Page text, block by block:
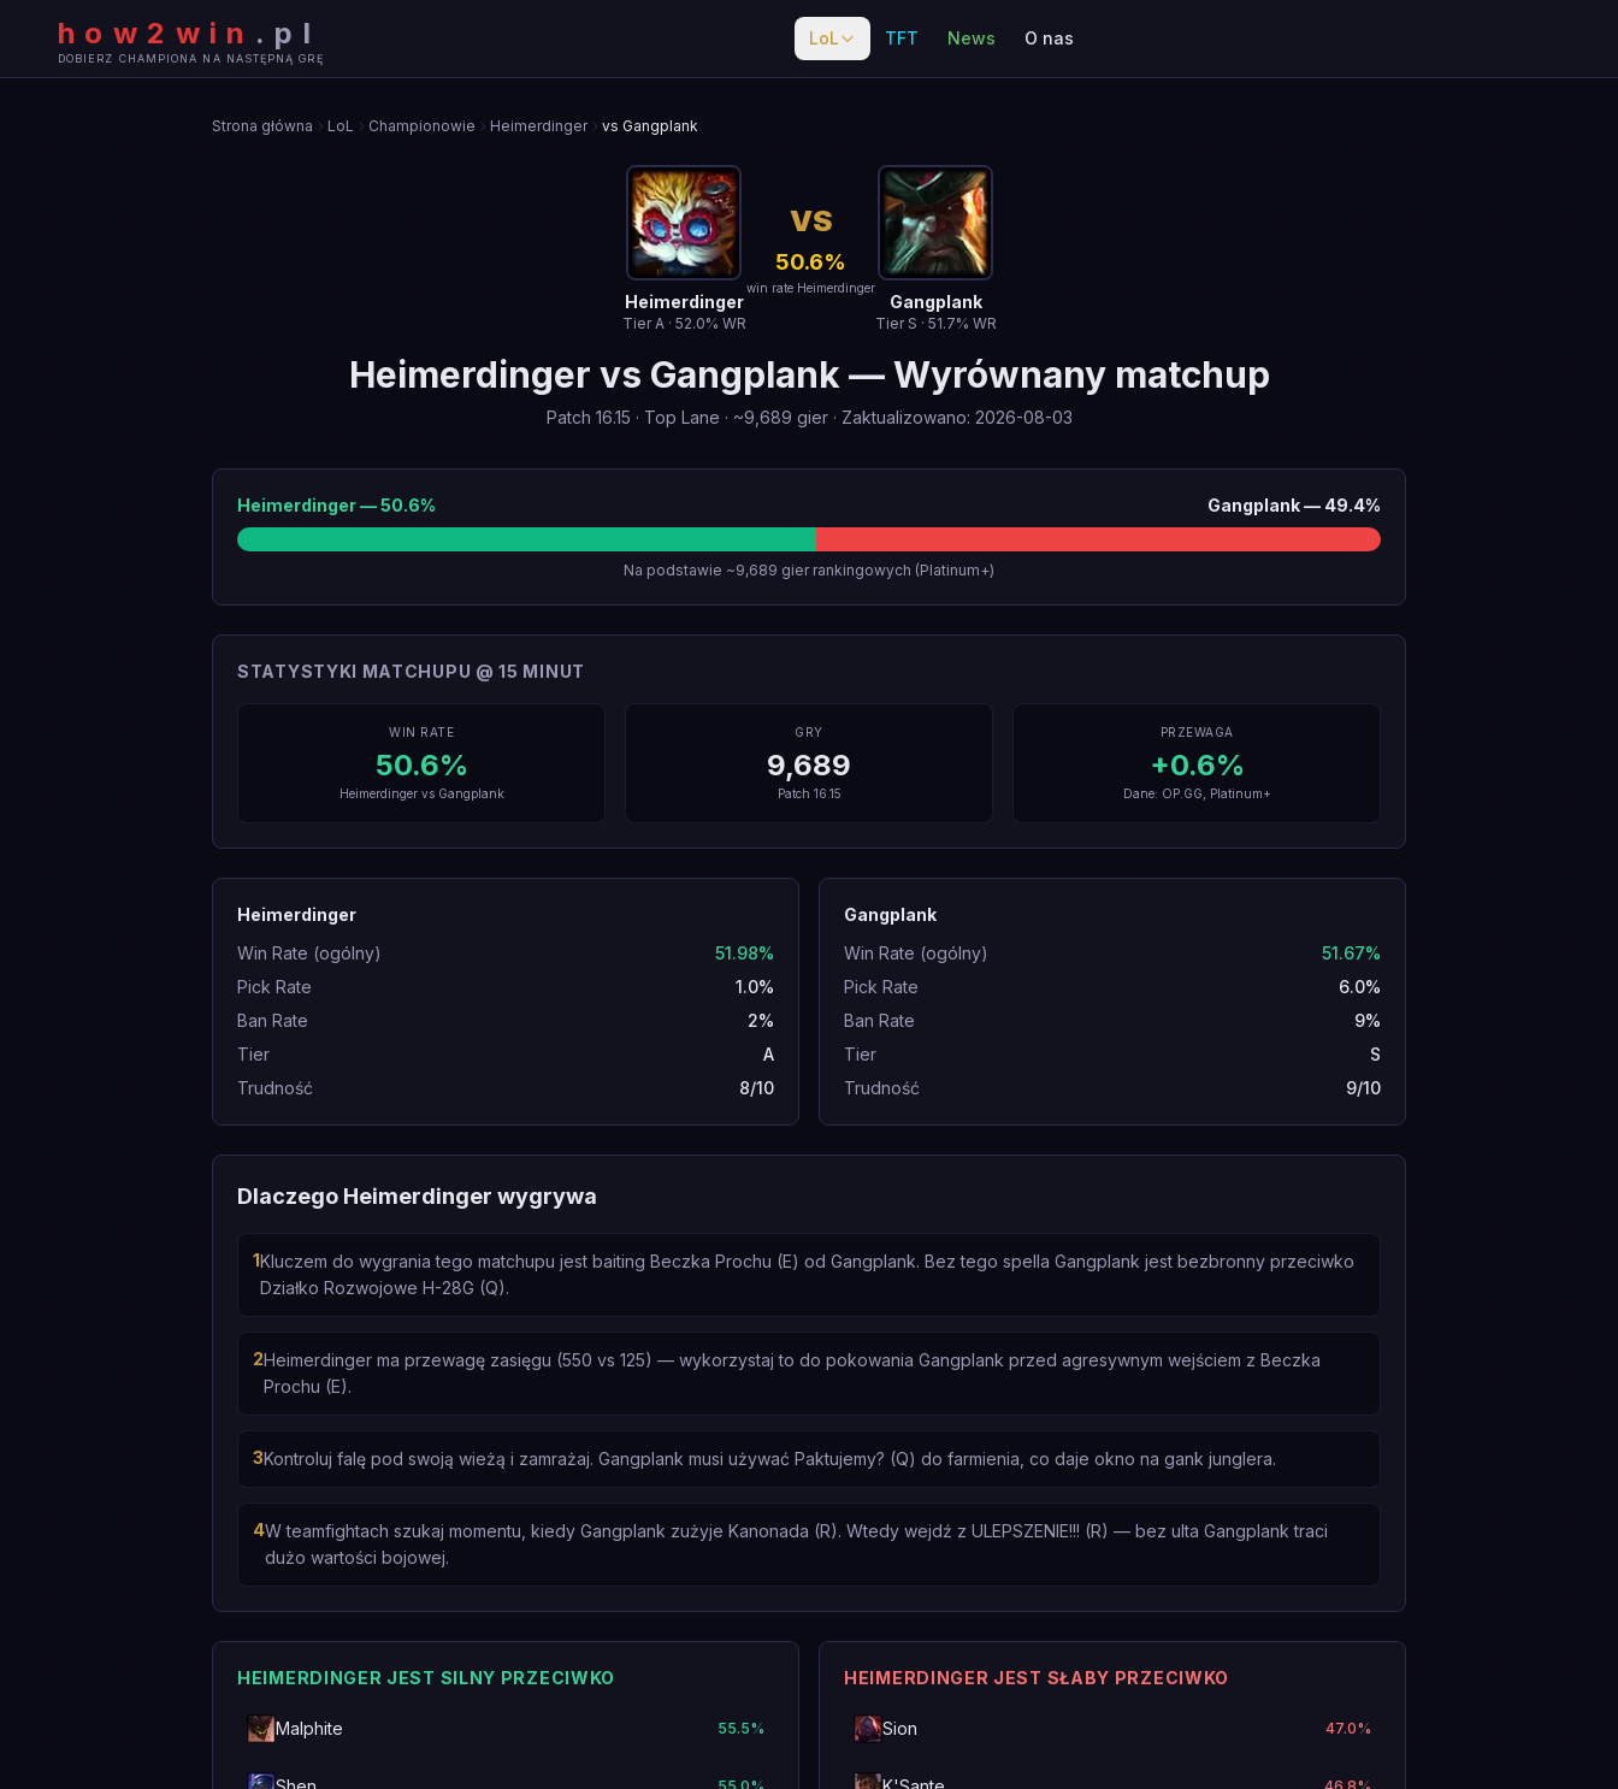
how2win . pl
DOBIERZ CHAMPIONA NA NASTĘPNĄ GRĘ
LoL TFT News O nas
Strona główna LoL Championowie Heimerdinger vs Gangplank
Heimerdinger
TierA· 52.0% WR
VS
50.6%
win rate Heimerdinger
Gangplank
Tier S · 51.7% WR
Heimerdinger vs Gangplank —Wyrównany matchup
Patch 16.15 · Top Lane · ~9,689 gier· Zaktualizowano: 2026-08-03
Heimerdinger—50.6% Gangplank— 49.4%
Na podstawie ~9,689 gier rankingowych (Platinum+)
STATYSTYKI MATCHUPU @ 15 MINUT
WIN RATE
50.6%
Heimerdingervs Gangplank
GRY
9,689
Patch 16.15
PRZEWAGA
+0.6%
Dane: OP.GG, Platinum+
Heimerdinger
Win Rate (ogólny)
51.98%
Pick Rate
1.0%
Ban Rate
2%
Tier
A
Trudność
8/10
Gangplank
Win Rate (ogólny)
51.67%
Pick Rate
6.0%
Ban Rate
9%
Tier
S
Trudność
9/10
Dlaczego Heimerdinger wygrywa
1Kluczem do wygrania tego matchupu jest baiting Beczka Prochu (E) od Gangplank. Bez tego spella Gangplank jest bezbronny przeciwko
Działko Rozwojowe H-28G (Q).
2Heimerdinger ma przewagę zasięgu (550 vs 125) — wykorzystaj to do pokowania Gangplank przed agresywnym wejściem z Beczka
Prochu (E).
3Kontroluj falę pod swoją wieżą i zamrażaj. Gangplank musi używać Paktujemy? (Q) do farmienia, co daje okno na gank junglera.
4W teamfightach szukaj momentu, kiedy Gangplank zużyje Kanonada (R). Wtedy wejdź z ULEPSZENIE!!! (R) — bez ulta Gangplank traci
dużo wartości bojowej.
HEIMERDINGER JEST SILNY PRZECIWKO
Malphite 55.5%
HEIMERDINGER JEST SŁABY PRZECIWKO
Sion 47.0%